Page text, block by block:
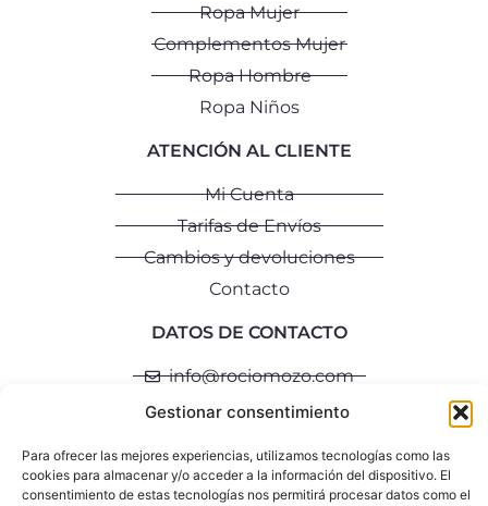
Gestionar consentimiento
Para ofrecer las mejores experiencias, utilizamos tecnologías como las
cookies para almacenar y/o acceder a la información del dispositivo. El
consentimiento de estas tecnologías nos permitirá procesar datos como el
Ropa Mujer
Complementos Mujer
Ropa Hombre
Ropa Niños
ATENCIÓN AL CLIENTE
Mi Cuenta
Tarifas de Envíos
Cambios y devoluciones
Contacto
DATOS DE CONTACTO
info@rociomozo.com
+34 640 792 335
Aviso LegalPolítica de PrivacidadPolítica de Cookies